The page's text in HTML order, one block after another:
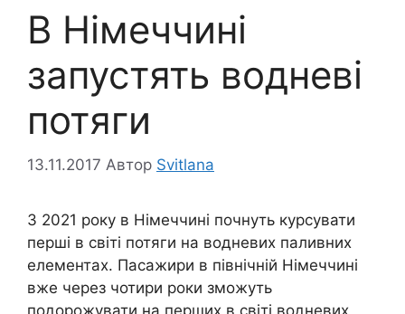
В Німеччині
запустять водневі
потяги
13.11.2017 Автор Svitlana
З 2021 року в Німеччині почнуть курсувати
перші в світі потяги на водневих паливних
елементах. Пасажири в північній Німеччині
вже через чотири роки зможуть
подорожувати на перших в світі водневих